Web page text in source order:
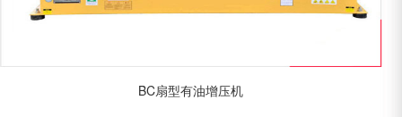
BC扇型有油增压机